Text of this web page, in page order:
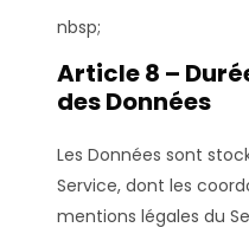
nbsp;
Article 8 –
des Données
Les Données sont
Service, dont les
mentions légales du